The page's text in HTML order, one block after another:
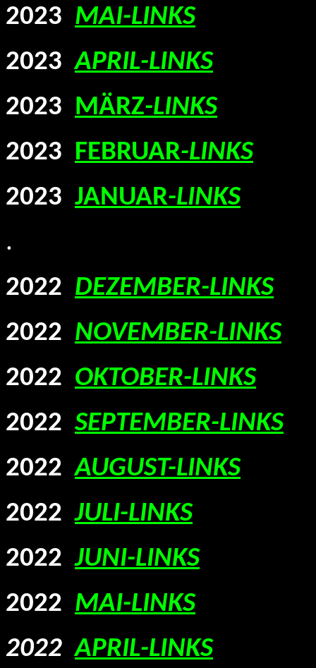
2023 MAI-LINKS
2023 APRIL-LINKS
2023 MÄRZ-LINKS
2023 FEBRUAR-LINKS
2023 JANUAR-LINKS
.
2022 DEZEMBER-LINKS
2022 NOVEMBER-LINKS
2022 OKTOBER-LINKS
2022 SEPTEMBER-LINKS
2022AUGUST-LINKS
2022JULI-LINKS
2022JUNI-LINKS
2022 MAI-LINKS
2022APRIL-LINKS